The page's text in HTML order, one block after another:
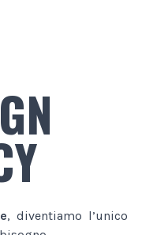
, diventiamo l’unico